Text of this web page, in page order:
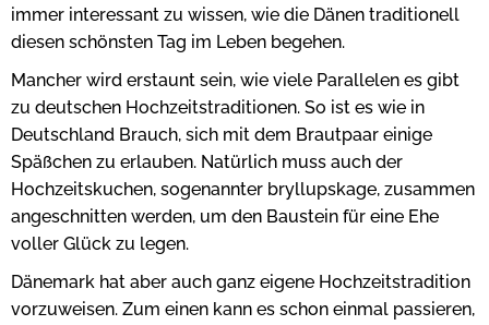
immer interessant zu wissen, wie die Dänen traditionell
diesen schönsten Tag im Leben begehen.
Mancher wird erstaunt sein, wie viele Parallelen es gibt
zu deutschen Hochzeitstraditionen. So ist es wie in
Deutschland Brauch, sich mit dem Brautpaar einige
Späßchen zu erlauben. Natürlich muss auch der
Hochzeitskuchen, sogenannter bryllupskage, zusammen
angeschnitten werden, um den Baustein für eine Ehe
voller Glück zu legen.
Dänemark hat aber auch ganz eigene Hochzeitstradition
vorzuweisen. Zum einen kann es schon einmal passieren,